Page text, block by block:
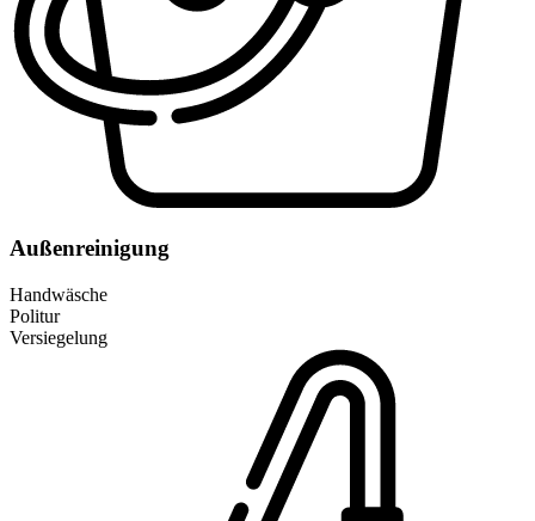
Außenreinigung
Handwäsche
Politur
Versiegelung